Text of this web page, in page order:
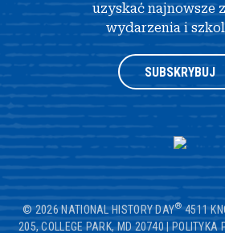
uzyskać najnowsze
wydarzenia i
SUBSKRYBUJ
© 2026 NATIONAL HISTORY DAY® 4511
205, COLLEGE PARK, MD 20740|POLITYKA